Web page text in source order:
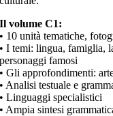
Il volume C1:
• 10 unità tematiche,
• I temi: lingua, famiglia,
personaggi famosi
• Gli approfondimenti:
• Analisi testuale e
• Linguaggi specialistici
• Ampia sintesi